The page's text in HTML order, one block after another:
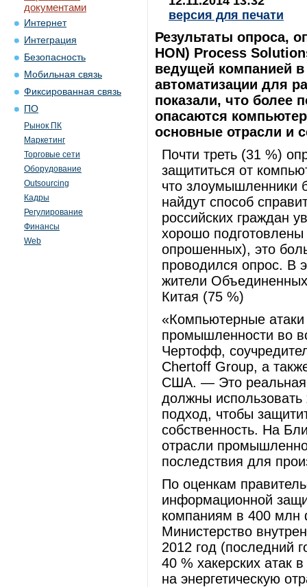
документами
Интернет
Интеграция
Безопасность
Мобильная связь
Фиксированная связь
ПО
Рынок ПК
Маркетинг
Торговые сети
Оборудование
Outsourcing
Кадры
Регулирование
Финансы
Web
версия для печати
Результаты опроса,
HON) Process
ведущей компанией
автоматизации для
показали, что более
опасаются
основные отрасли и
Почти треть (31 %)
защититься от
что злоумышленники
найдут способ
российских граждан
хорошо
опрошенных), это
проводился опрос. В
жители
Китая (75 %)
«Компьютерные
промышленности во
Чертофф,
Chertoff Group, а
США. — Это реальная
должны
подход, чтобы
собственность. На
отрасли
последствия для
По оценкам
информационной
компаниям в 400
Министерство
2012 год (последний
40 % хакерских атак
на энергетическую